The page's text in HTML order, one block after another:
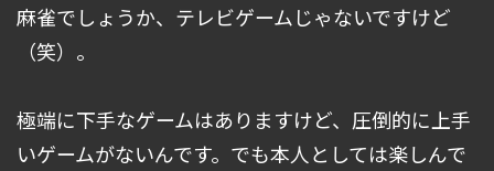
麻雀でしょうか、テレビゲームじゃないですけど
（笑）。
極端に下手なゲームはありますけど、圧倒的に上手
いゲームがないんです。でも本人としては楽しんで